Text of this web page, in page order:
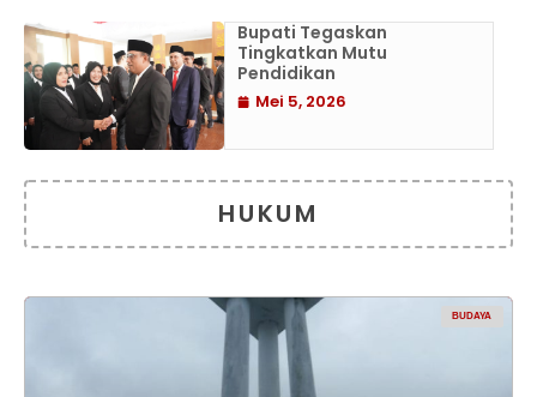
Bupati Tegaskan
Tingkatkan Mutu
Pendidikan
Mei 5, 2026
HUKUM
BUDAYA